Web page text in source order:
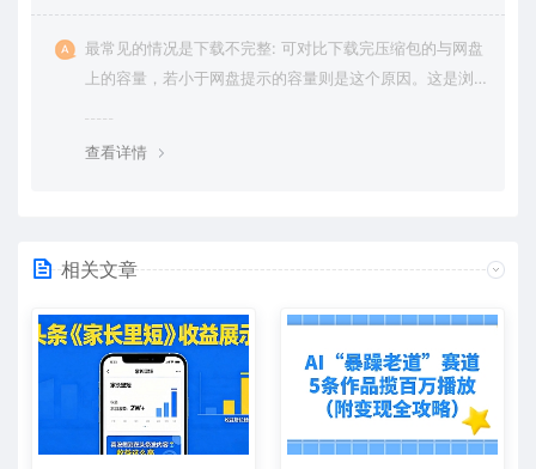
最常见的情况是下载不完整: 可对比下载完压缩包的与网盘
上的容量，若小于网盘提示的容量则是这个原因。这是浏
查看详情
相关文章